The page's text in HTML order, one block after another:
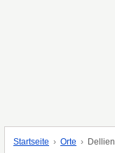
Startseite Orte Dellien